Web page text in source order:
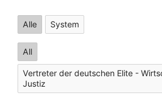
Alle System
All
Vertreter der deutschen Elite -
Justiz